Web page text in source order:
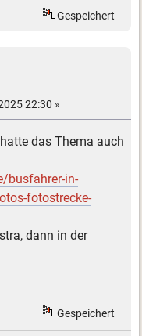
Gespeichert
22:30 »
das Thema auch
busfahrer-in-
fotostrecke-
dann in der
Gespeichert